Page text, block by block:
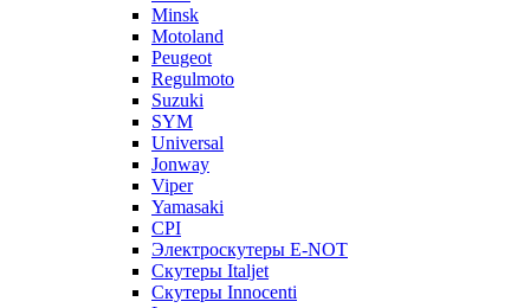
Minsk
Motoland
Peugeot
Regulmoto
Suzuki
SYM
Universal
Jonway
Viper
Yamasaki
CPI
Электроскутеры E-NOT
Скутеры Italjet
Скутеры Innocenti